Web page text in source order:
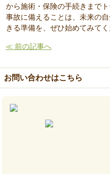
から施術・保険の手続きまで
事故に備えることは、未来の
きる準備を、ぜひ始めてみてく
≪ 前の記事へ
お問い合わせはこちら